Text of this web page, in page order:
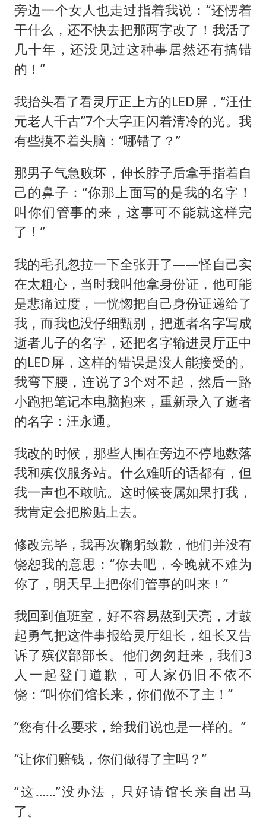
旁边一个女人也走过指着我说：“还愣着
干什么，还不快去把那两字改了！我活了
几十年，还没见过这种事居然还有搞错
的！”
我抬头看了看灵厅正上方的LED屏，“汪仕
元老人千古”7个大字正闪着清冷的光。我
有些摸不着头脑：“哪错了？”
那男子气急败坏，伸长脖子后拿手指着自
己的鼻子：“你那上面写的是我的名字！
叫你们管事的来，这事可不能就这样完
了！”
我的毛孔忽拉一下全张开了——怪自己实
在太粗心，当时我叫他拿身份证，他可能
是悲痛过度，一恍惚把自己身份证递给了
我，而我也没仔细甄别，把逝者名字写成
逝者儿子的名字，还把名字输进灵厅正中
的LED屏，这样的错误是没人能接受的。
我弯下腰，连说了3个对不起，然后一路
小跑把笔记本电脑抱来，重新录入了逝者
的名字：汪永通。
我改的时候，那些人围在旁边不停地数落
我和殡仪服务站。什么难听的话都有，但
我一声也不敢吭。这时候丧属如果打我，
我肯定会把脸贴上去。
修改完毕，我再次鞠躬致歉，他们并没有
饶恕我的意思：“你去吧，今晚就不难为
你了，明天早上把你们管事的叫来！”
我回到值班室，好不容易熬到天亮，才鼓
起勇气把这件事报给灵厅组长，组长又告
诉了殡仪部部长。他们匆匆赶来，我们3
人一起登门道歉，可人家仍旧不依不
饶：“叫你们馆长来，你们做不了主！”
“您有什么要求，给我们说也是一样的。”
“让你们赔钱，你们做得了主吗？”
“这……”没办法，只好请馆长亲自出马
了。